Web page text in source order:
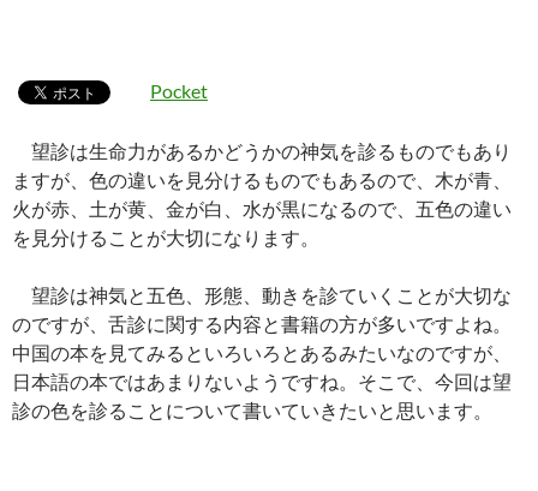
Pocket
望診は生命力があるかどうかの神気を診るものでもあり
ますが、色の違いを見分けるものでもあるので、木が青、
火が赤、土が黄、金が白、水が黒になるので、五色の違い
を見分けることが大切になります。
望診は神気と五色、形態、動きを診ていくことが大切な
のですが、舌診に関する内容と書籍の方が多いですよね。
中国の本を見てみるといろいろとあるみたいなのですが、
日本語の本ではあまりないようですね。そこで、今回は望
診の色を診ることについて書いていきたいと思います。